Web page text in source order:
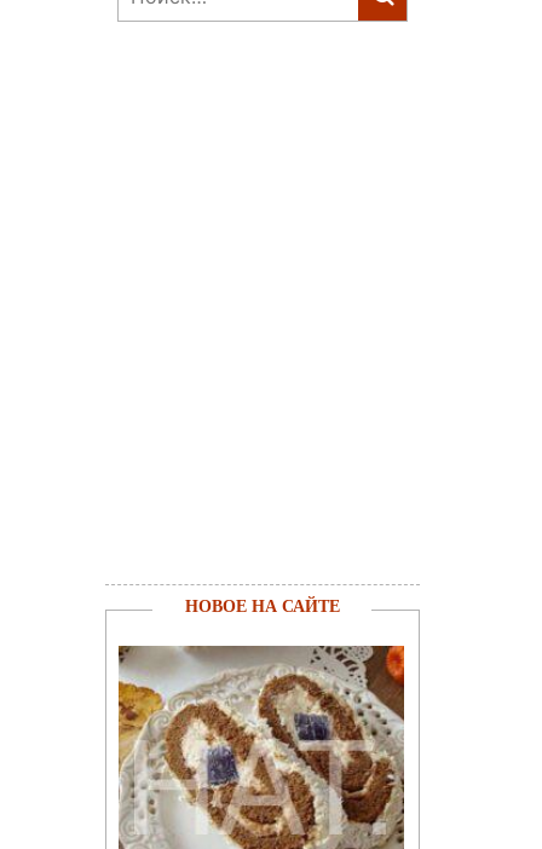
НОВОЕ НА САЙТЕ